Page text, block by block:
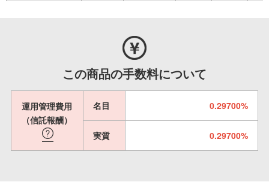
この商品の手数料について
運用管理費用
（信託報酬）
名目 0.29700%
実質 0.29700%